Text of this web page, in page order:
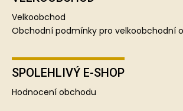
Velkoobchod
Obchodní podmínky pro velkoobchodní
SPOLEHLIVÝ E-SHOP
Hodnocení obchodu